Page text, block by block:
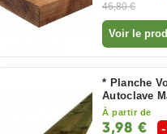
46,80 €
Voir le
* Planche
Autoclave
À partir de
3,98 € -